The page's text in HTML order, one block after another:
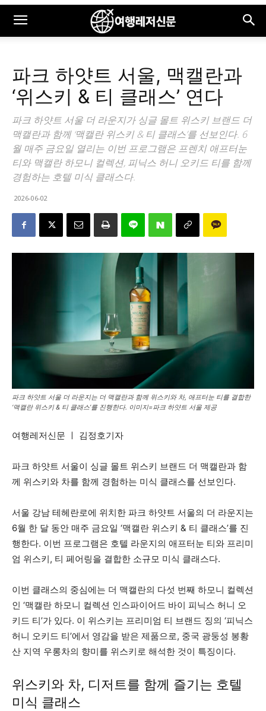
파크 하얏트 서울, 맥캘란과
‘위스키 & 티 클래스’ 연다
파크 하얏트 서울 더 라운지가 싱글 몰트 위스키 브랜드 더
맥캘란과 함께 ‘맥캘란 위스키 & 티 클래스’를 선보인다. 6
월 매주 금요일 열리는 이번 프로그램은 프렌치 애프터눈
티와 맥캘란 하모니 컬렉션, 피닉스 허니 오키드 티를 함께
경험하는 호텔 미식 클래스다.
2026-06-02
파크 하얏트 서울 더 라운지는 더 맥캘란과 함께 위스키와 차, 애프터눈 티를 결합한
‘맥캘란 위스키 & 티 클래스’를 진행한다. 이미지=파크 하얏트 서울 제공
여행레저신문 ㅣ 김정호기자
파크 하얏트 서울이 싱글 몰트 위스키 브랜드 더 맥캘란과 함
께 위스키와 차를 함께 경험하는 미식 클래스를 선보인다.
서울 강남 테헤란로에 위치한 파크 하얏트 서울의 더 라운지는
6월 한 달 동안 매주 금요일 ‘맥캘란 위스키 & 티 클래스’를 진
행한다. 이번 프로그램은 호텔 라운지의 애프터눈 티와 프리미
엄 위스키, 티 페어링을 결합한 소규모 미식 클래스다.
이번 클래스의 중심에는 더 맥캘란의 다섯 번째 하모니 컬렉션
인 ‘맥캘란 하모니 컬렉션 인스파이어드 바이 피닉스 허니 오
키드 티’가 있다. 이 위스키는 프리미엄 티 브랜드 징의 ‘피닉스
허니 오키드 티’에서 영감을 받은 제품으로, 중국 광둥성 봉황
산 지역 우롱차의 향미를 위스키로 해석한 것이 특징이다.
위스키와 차, 디저트를 함께 즐기는 호텔
미식 클래스